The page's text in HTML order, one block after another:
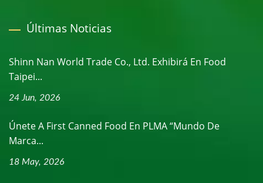
Últimas Noticias
Shinn Nan World Trade Co., Ltd. Exhibirá En Food
Taipei...
24 Jun, 2026
Únete A First Canned Food En PLMA “Mundo De
Marca...
18 May, 2026